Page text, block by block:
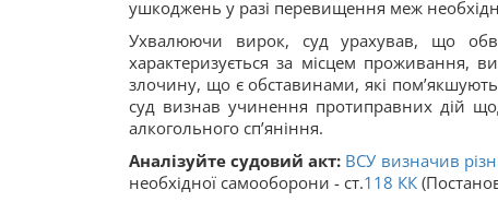
ушкоджень у разі перевищення меж
Ухвалюючи вирок, суд урахував, що
характеризується за місцем проживання,
злочину, що є обставинами, які
суд визнав учинення протиправних дій
алкогольного сп’яніння.
Аналізуйте судовий акт: ВСУ визначив
необхідної самооборони - ст.118 КК